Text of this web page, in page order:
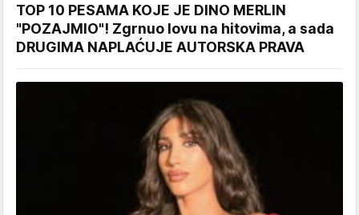
TOP 10 PESAMA KOJE JE DINO MERLIN
"POZAJMIO"! Zgrnuo lovu na hitovima, a sada
DRUGIMA NAPLAĆUJE AUTORSKA PRAVA